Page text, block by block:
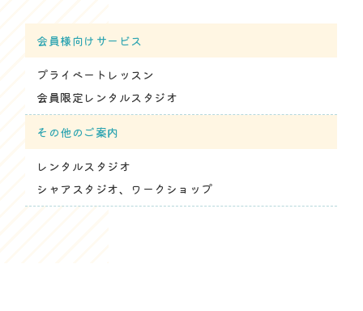
会員様向けサービス
プライベートレッスン
会員限定レンタルスタジオ
その他のご案内
レンタルスタジオ
シャアスタジオ、ワークショップ